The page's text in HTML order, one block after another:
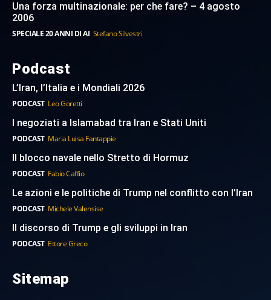
Una forza multinazionale: per che fare? – 4 agosto
2006
SPECIALE 20 ANNI DI AI Stefano Silvestri
Podcast
L’Iran, l’Italia e i Mondiali 2026
PODCAST Leo Goretti
I negoziati a Islamabad tra Iran e Stati Uniti
PODCAST Maria Luisa Fantappie
Il blocco navale nello Stretto di Hormuz
PODCAST Fabio Caffio
Le azioni e le politiche di Trump nel conflitto con l’Iran
PODCAST Michele Valensise
Il discorso di Trump e gli sviluppi in Iran
PODCAST Ettore Greco
Sitemap